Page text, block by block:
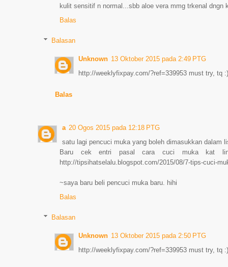
kulit sensitif n normal...sbb aloe vera mmg trkenal dngn
Balas
Balasan
Unknown 13 Oktober 2015 pada 2:49 PTG
http://weeklyfixpay.com/?ref=339953 must try, tq
Balas
a 20 Ogos 2015 pada 12:18 PTG
satu lagi pencuci muka yang boleh dimasukkan dalam
Baru cek entri pasal cara cuci muka kat
http://tipsihatselalu.blogspot.com/2015/08/7-tips-cuci-
~saya baru beli pencuci muka baru. hihi
Balas
Balasan
Unknown 13 Oktober 2015 pada 2:50 PTG
http://weeklyfixpay.com/?ref=339953 must try, tq